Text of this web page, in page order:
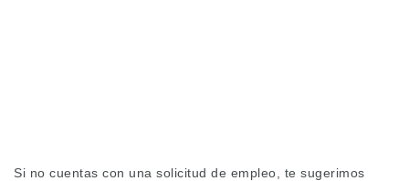
Si no cuentas con una solicitud de empleo, te sugerimos